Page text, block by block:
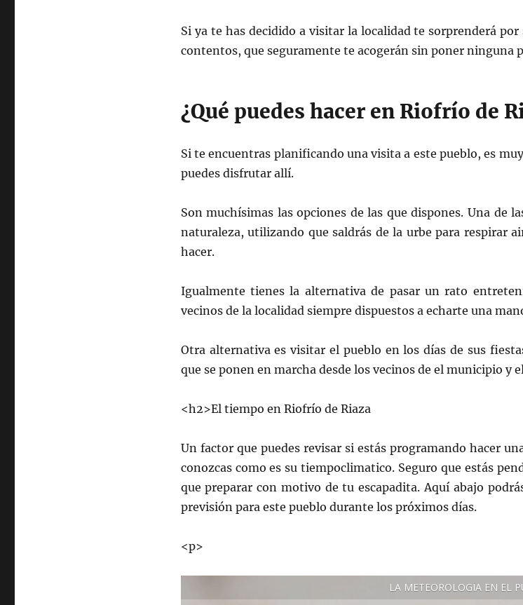
Si ya te has decidido a visitar la localidad te sorprenderá
contentos, que seguramente te acogerán sin poner ninguna
¿Qué puedes hacer en Riofrío de
Si te encuentras planificando una visita a este pueblo, es
puedes disfrutar allí.
Son muchísimas las opciones de las que dispones. Una de
naturaleza, utilizando que saldrás de la urbe para respirar
hacer.
Igualmente tienes la alternativa de pasar un rato
vecinos de la localidad siempre dispuestos a echarte una
Otra alternativa es visitar el pueblo en los días de sus
que se ponen en marcha desde los vecinos de el municipio y
<h2>El tiempo en Riofrío de Riaza
Un factor que puedes revisar si estás programando hacer
conozcas como es su tiempoclimatico. Seguro que estás
que preparar con motivo de tu escapadita. Aquí abajo
previsión para este pueblo durante los próximos días.
<p>
LA METEOROLOGÍA EN EL